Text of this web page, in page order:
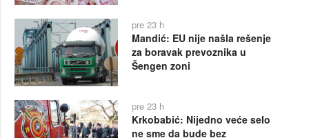
pre 23 h
Mandić: EU nije našla rešenje
za boravak prevoznika u
Šengen zoni
pre 23 h
Krkobabić: Nijedno veće selo
ne sme da bude bez